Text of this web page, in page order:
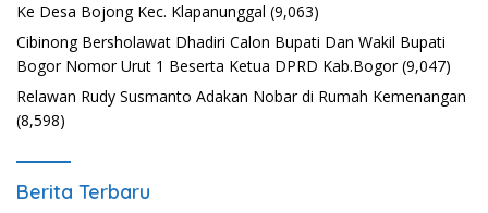
Ke Desa Bojong Kec. Klapanunggal (9,063)
Cibinong Bersholawat Dhadiri Calon Bupati Dan Wakil Bupati
Bogor Nomor Urut 1 Beserta Ketua DPRD Kab.Bogor (9,047)
Relawan Rudy Susmanto Adakan Nobar di Rumah Kemenangan
(8,598)
Berita Terbaru